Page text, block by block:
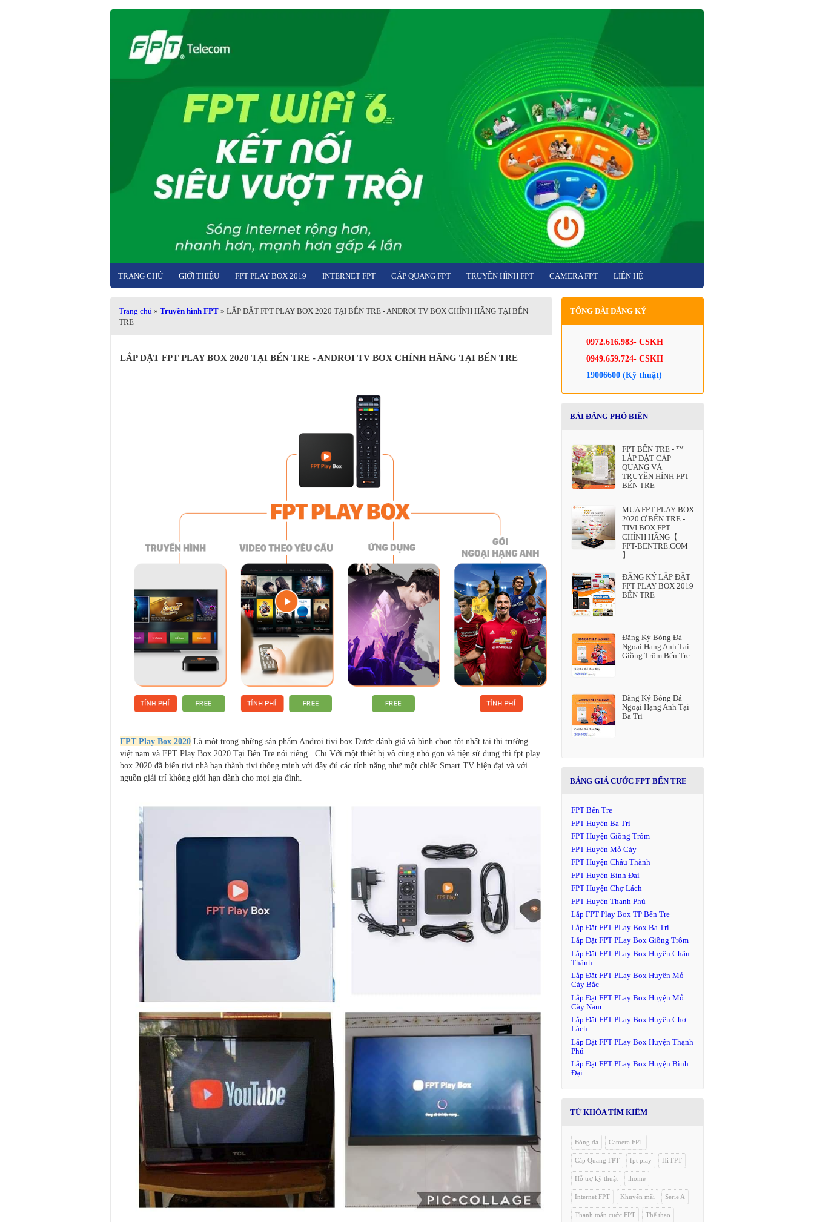
TRANG CHỦ GIỚI THIỆU FPT PLAY BOX 2019 INTERNET FPT CÁP QUANG FPT TRUYỀN HÌNH FPT CAMERA FPT LIÊN HỆ
Trang chủ » Truyền hình FPT » LẮP ĐẶT FPT PLAY BOX 2020 TẠI BẾN TRE - ANDROI TV BOX CHÍNH HÃNG TẠI BẾN
TRE
LẮP ĐẶT FPT PLAY BOX 2020 TẠI BẾN TRE - ANDROI TV BOX CHÍNH HÃNG TẠI BẾN TRE
FPT Play Box 2020 Là một trong những sản phẩm Androi tivi box Được đánh giá và bình chọn tốt nhất tại thị trường
việt nam và FPT Play Box 2020 Tại Bến Tre nói riêng . Chỉ Với một thiết bị vô cùng nhỏ gọn và tiện sử dung thì fpt play
box 2020 đã biến tivi nhà bạn thành tivi thông minh với đầy đủ các tính năng như một chiếc Smart TV hiện đại và với
nguồn giải trí không giới hạn dành cho mọi gia đình.
TỔNG ĐÀI ĐĂNG KÝ
0972.616.983- CSKH
0949.659.724- CSKH
19006600 (Kỹ thuật)
BÀI ĐĂNG PHỔ BIẾN
FPT BẾN TRE - ™
LẮP ĐẶT CÁP
QUANG VÀ
TRUYỀN HÌNH FPT
BẾN TRE
MUA FPT PLAY BOX
2020 Ở BẾN TRE -
TIVI BOX FPT
CHÍNH HÃNG【
FPT-BENTRE.COM
】
ĐĂNG KÝ LẮP ĐẶT
FPT PLAY BOX 2019
BẾN TRE
Đăng Ký Bóng Đá
Ngoại Hạng Anh Tại
Giồng Trôm Bến Tre
Đăng Ký Bóng Đá
Ngoại Hạng Anh Tại
Ba Tri
BẢNG GIÁ CƯỚC FPT BẾN TRE
FPT Bến Tre
FPT Huyện Ba Tri
FPT Huyện Giồng Trôm
FPT Huyện Mỏ Cày
FPT Huyện Châu Thành
FPT Huyện Bình Đại
FPT Huyện Chợ Lách
FPT Huyện Thạnh Phú
Lắp FPT Play Box TP Bến Tre
Lắp Đặt FPT PLay Box Ba Tri
Lắp Đặt FPT PLay Box Giồng Trôm
Lắp Đặt FPT PLay Box Huyện Châu
Thành
Lắp Đặt FPT PLay Box Huyện Mỏ
Cày Bắc
Lắp Đặt FPT PLay Box Huyện Mỏ
Cày Nam
Lắp Đặt FPT PLay Box Huyện Chợ
Lách
Lắp Đặt FPT PLay Box Huyện Thạnh
Phú
Lắp Đặt FPT PLay Box Huyện Bình
Đại
TỪ KHÓA TÌM KIẾM
Bóng đá Camera FPT
Cáp Quang FPT fpt play Hi FPT
Hỗ trợ kỹ thuật ihome
Internet FPT Khuyến mãi Serie A
Thanh toán cước FPT Thể thao